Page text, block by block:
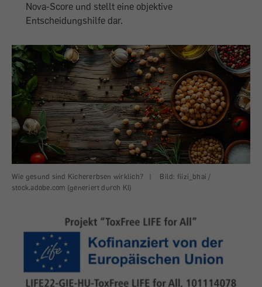
Nova-Score und stellt eine objektive
Entscheidungshilfe dar.
Wie gesund sind Kichererbsen wirklich? |
Bild: fiizi_bhai /
stock.adobe.com (generiert durch KI)